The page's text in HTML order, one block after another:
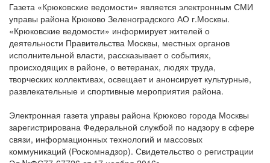
Газета «Крюковские ведомости» является электронным СМИ
управы района Крюково Зеленоградского АО г.Москвы.
«Крюковские ведомости» информирует жителей о
деятельности Правительства Москвы, местных органов
исполнительной власти, рассказывает о событиях,
происходящих в районе, о ветеранах, людях труда,
творческих коллективах, освещает и анонсирует культурные,
развлекательные и спортивные мероприятия района.
Электронная газета управы района Крюково города Москвы
зарегистрирована Федеральной службой по надзору в сфере
связи, информационных технологий и массовых
коммуникаций (Роскомнадзор). Свидетельство о регистрации